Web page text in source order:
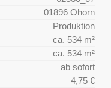
01896 Ohorn
Produktion
ca. 534 m²
ca. 534 m²
ab sofort
4,75 €